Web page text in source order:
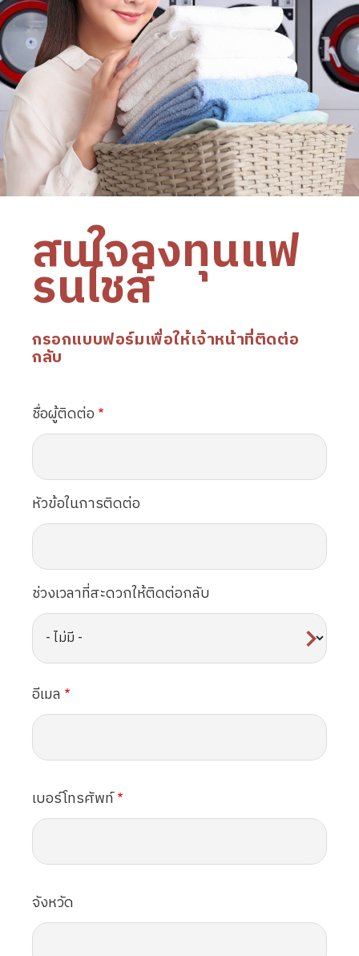
สนใจลงทุนแฟ
รนไชส์
กรอกแบบฟอร์มเพื่อให้เจ้าหน้าที่ติดต่อ
กลับ
ชื่อผู้ติดต่อ
หัวข้อในการติดต่อ
ช่วงเวลาที่สะดวกให้ติดต่อกลับ
อีเมล
เบอร์โทรศัพท์
จังหวัด